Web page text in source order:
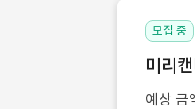
모집 중
미리
예상 금